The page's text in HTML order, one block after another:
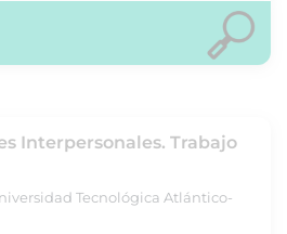
Interpersonales. Trabajo
Tecnológica Atlántico-